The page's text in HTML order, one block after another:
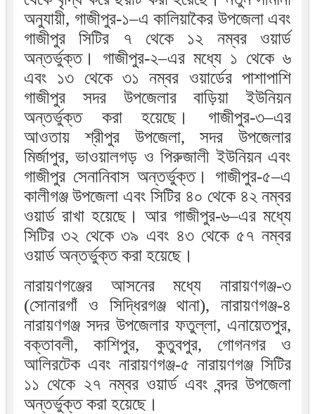
অনুযায়ী, গাজীপুর-১–এ কালিয়াকৈর উপজেলা এবং
গাজীপুর সিটির ৭ থেকে ১২ নম্বর ওয়ার্ড
অন্তর্ভুক্ত। গাজীপুর-২–এর মধ্যে ১ থেকে ৬
এবং ১৩ থেকে ৩১ নম্বর ওয়ার্ডের পাশাপাশি
গাজীপুর সদর উপজেলার বাড়িয়া ইউনিয়ন
অন্তর্ভুক্ত করা হয়েছে। গাজীপুর-৩–এর
আওতায় শ্রীপুর উপজেলা, সদর উপজেলার
মির্জাপুর, ভাওয়ালগড় ও পিরুজালী ইউনিয়ন এবং
গাজীপুর সেনানিবাস অন্তর্ভুক্ত। গাজীপুর-৫–এ
কালীগঞ্জ উপজেলা এবং সিটির ৪০ থেকে ৪২ নম্বর
ওয়ার্ড রাখা হয়েছে। আর গাজীপুর-৬–এর মধ্যে
সিটির ৩২ থেকে ৩৯ এবং ৪৩ থেকে ৫৭ নম্বর
ওয়ার্ড অন্তর্ভুক্ত করা হয়েছে।
নারায়ণগঞ্জের আসনের মধ্যে নারায়ণগঞ্জ-৩
(সোনারগাঁ ও সিদ্ধিরগঞ্জ থানা), নারায়ণগঞ্জ-৪
নারায়ণগঞ্জ সদর উপজেলার ফতুল্লা, এনায়েতপুর,
বক্তাবলী, কাশিপুর, কুতুবপুর, গোগনগর ও
আলিরটেক এবং নারায়ণগঞ্জ-৫ নারায়ণগঞ্জ সিটির
১১ থেকে ২৭ নম্বর ওয়ার্ড এবং বন্দর উপজেলা
অন্তর্ভুক্ত করা হয়েছে।